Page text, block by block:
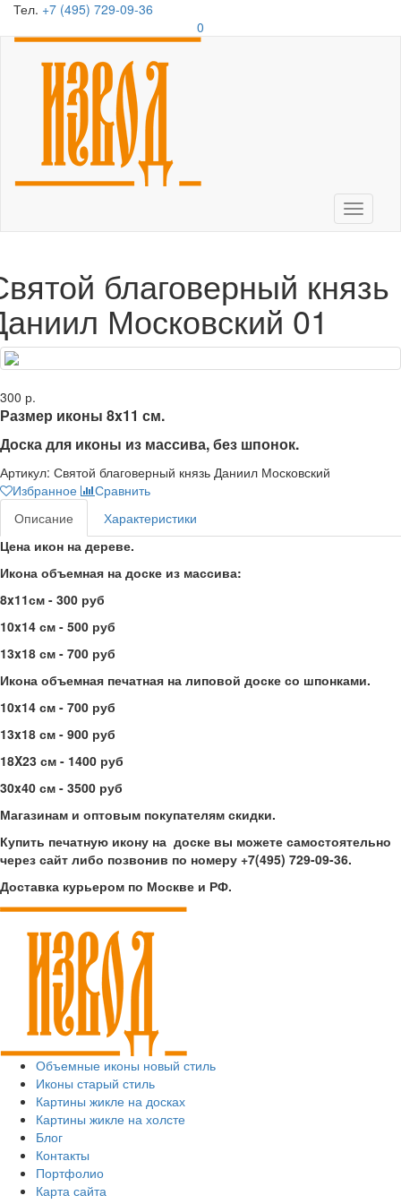
Тел. +7 (495) 729-09-36
0
Toggle
благоверный князь
Московский 01
300 р.
Размер иконы 8x11 см.
Доска для иконы из массива, без шпонок.
Артикул: Святой благоверный князь Даниил Московский
Избранное
Сравнить
Описание
Характеристики
Цена икон на дереве.
Икона объемная на доске из массива:
8x11см - 300 руб
10x14 см - 500 руб
13x18 см - 700 руб
Икона объемная печатная на липовой доске со шпонками.
10x14 см - 700 руб
13x18 см - 900 руб
18X23 см - 1400 руб
30x40 см - 3500 руб
Магазинам и оптовым покупателям скидки.
Купить печатную икону на доске вы можете самостоятельно
через сайт либо позвонив по номеру +7(495) 729-09-36.
Доставка курьером по Москве и РФ.
Объемные иконы новый стиль
Иконы старый стиль
Картины жикле на досках
Картины жикле на холсте
Блог
Контакты
Портфолио
Карта сайта